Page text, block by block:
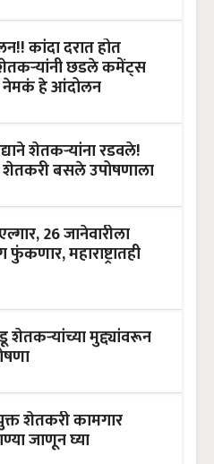
कांदा दरात होत
छडले कमेंट्स
हे आंदोलन
शेतकऱ्यांना रडवले!
बसले उपोषणाला
26 जानेवारीला
महाराष्ट्रातही
मुद्द्यांवरून
शेतकरी कामगार
जाणून घ्या